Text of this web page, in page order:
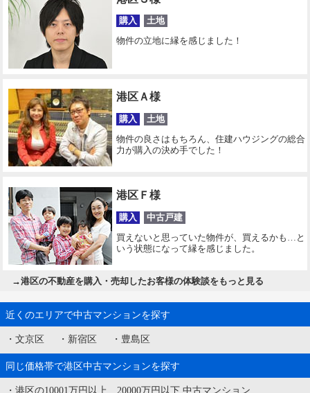
購入 土地
物件の立地に縁を感じました！
港区Ａ様
購入 土地
物件の良さはもちろん、住建ハウジングの総合
力が購入の決め手でした！
港区Ｆ様
購入 中古戸建
買えないと思っていた物件が、買えるかも…と
いう状態になって縁を感じました。
→港区の不動産を購入・売却したお客様の体験談をもっと見る
近くのエリアで中古マンションを探す
・ 文京区 ・ 新宿区 ・ 豊島区
同じ価格帯で港区中古マンションを探す
・ 港区の10001万円以上 20000万円以下 中古マンション